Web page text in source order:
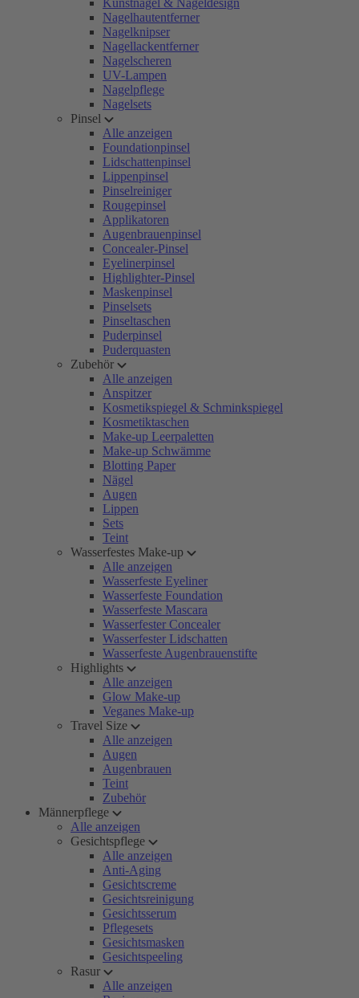
Kunstnägel & Nageldesign
Nagelhautentferner
Nagelknipser
Nagellackentferner
Nagelscheren
UV-Lampen
Nagelpflege
Nagelsets
Pinsel
Alle anzeigen
Foundationpinsel
Lidschattenpinsel
Lippenpinsel
Pinselreiniger
Rougepinsel
Applikatoren
Augenbrauenpinsel
Concealer-Pinsel
Eyelinerpinsel
Highlighter-Pinsel
Maskenpinsel
Pinselsets
Pinseltaschen
Puderpinsel
Puderquasten
Zubehör
Alle anzeigen
Anspitzer
Kosmetikspiegel & Schminkspiegel
Kosmetiktaschen
Make-up Leerpaletten
Make-up Schwämme
Blotting Paper
Nägel
Augen
Lippen
Sets
Teint
Wasserfestes Make-up
Alle anzeigen
Wasserfeste Eyeliner
Wasserfeste Foundation
Wasserfeste Mascara
Wasserfester Concealer
Wasserfester Lidschatten
Wasserfeste Augenbrauenstifte
Highlights
Alle anzeigen
Glow Make-up
Veganes Make-up
Travel Size
Alle anzeigen
Augen
Augenbrauen
Teint
Zubehör
Männerpflege
Alle anzeigen
Gesichtspflege
Alle anzeigen
Anti-Aging
Gesichtscreme
Gesichtsreinigung
Gesichtsserum
Pflegesets
Gesichtsmasken
Gesichtspeeling
Rasur
Alle anzeigen